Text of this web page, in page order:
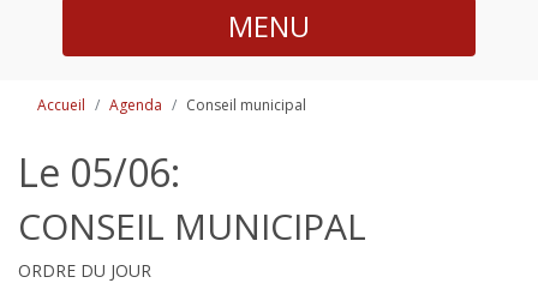
MENU
Accueil Agenda Conseil municipal
Le 05/06:
CONSEIL MUNICIPAL
ORDRE DU JOUR